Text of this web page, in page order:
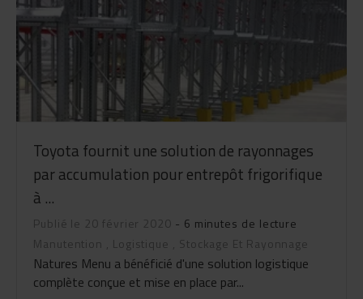
Toyota fournit une solution de rayonnages
par accumulation pour entrepôt frigorifique
à ...
Publié le 20 février 2020 - 6 minutes de lecture
Manutention , Logistique , Stockage Et Rayonnage
Natures Menu a bénéficié d'une solution logistique
complète conçue et mise en place par...